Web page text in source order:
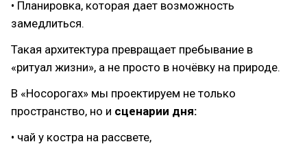
• Планировка, которая дает возможность
замедлиться.
Такая архитектура превращает пребывание в
«ритуал жизни», а не просто в ночёвку на природе.
В «Носорогах» мы проектируем не только
пространство, но и сценарии дня:
• чай у костра на рассвете,